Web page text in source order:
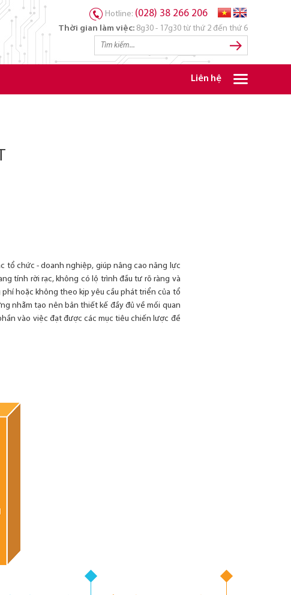
Hotline: (028) 38 266 206
Thời gian làm việc: 8g30 - 17g30 từ thứ 2 đến thứ 6
Liên hệ
tổ chức - doanh nghiệp, giúp nâng cao năng lực
tính rời rạc, không có lộ trình đầu tư rõ ràng và
hoặc không theo kịp yêu cầu phát triển của tổ
nhằm tạo nên bản thiết kế đầy đủ về mối quan
vào việc đạt được các mục tiêu chiến lược đề